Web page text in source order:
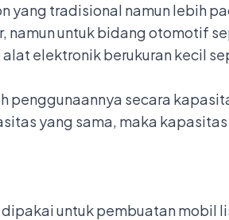
yang tradisional namun lebih
namun untuk bidang otomotif
elektronik berukuran kecil
secara
yang sama, maka
untuk pembuatan mobil